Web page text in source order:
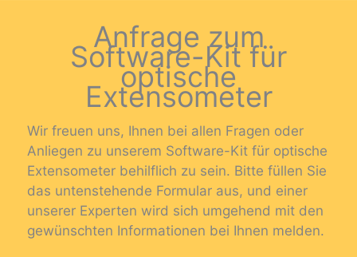
Anfrage zum
Software-Kit für
optische
Extensometer
Wir freuen uns, Ihnen bei allen Fragen oder
Anliegen zu unserem Software-Kit für optische
Extensometer behilflich zu sein. Bitte füllen Sie
das untenstehende Formular aus, und einer
unserer Experten wird sich umgehend mit den
gewünschten Informationen bei Ihnen melden.